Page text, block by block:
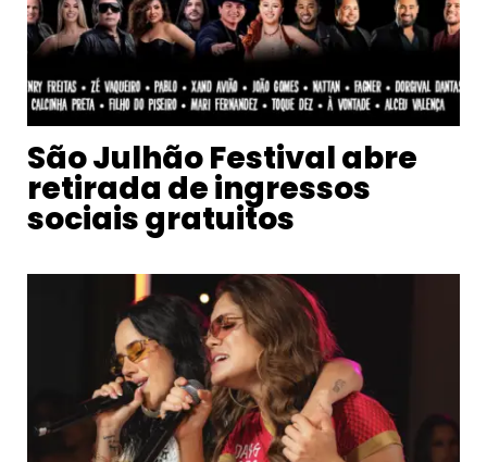
São Julhão Festival abre
retirada de ingressos
sociais gratuitos